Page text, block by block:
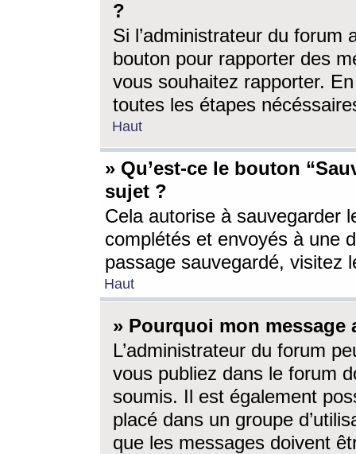
?
Si l’administrateur du forum
bouton pour rapporter des
vous souhaitez rapporter.
toutes les étapes
Haut
» Qu’est-ce le bouton
sujet ?
Cela autorise à sauvegarder
complétés et envoyés à une
passage sauvegardé, visitez
Haut
» Pourquoi mon message
L’administrateur du forum
vous publiez dans le forum
soumis. Il est également
placé dans un groupe
que les messages doivent